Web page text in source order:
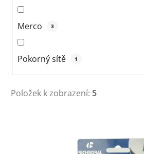
Merco 3
Pokorný sítě 1
Položek k zobrazení: 5